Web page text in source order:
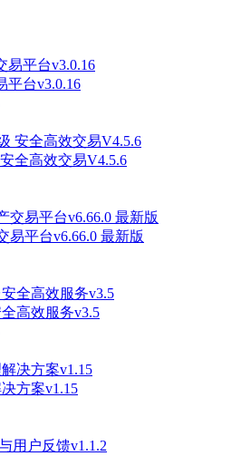
平台v3.0.16
全高效交易V4.5.6
易平台v6.66.0 最新版
高效服务v3.5
方案v1.15